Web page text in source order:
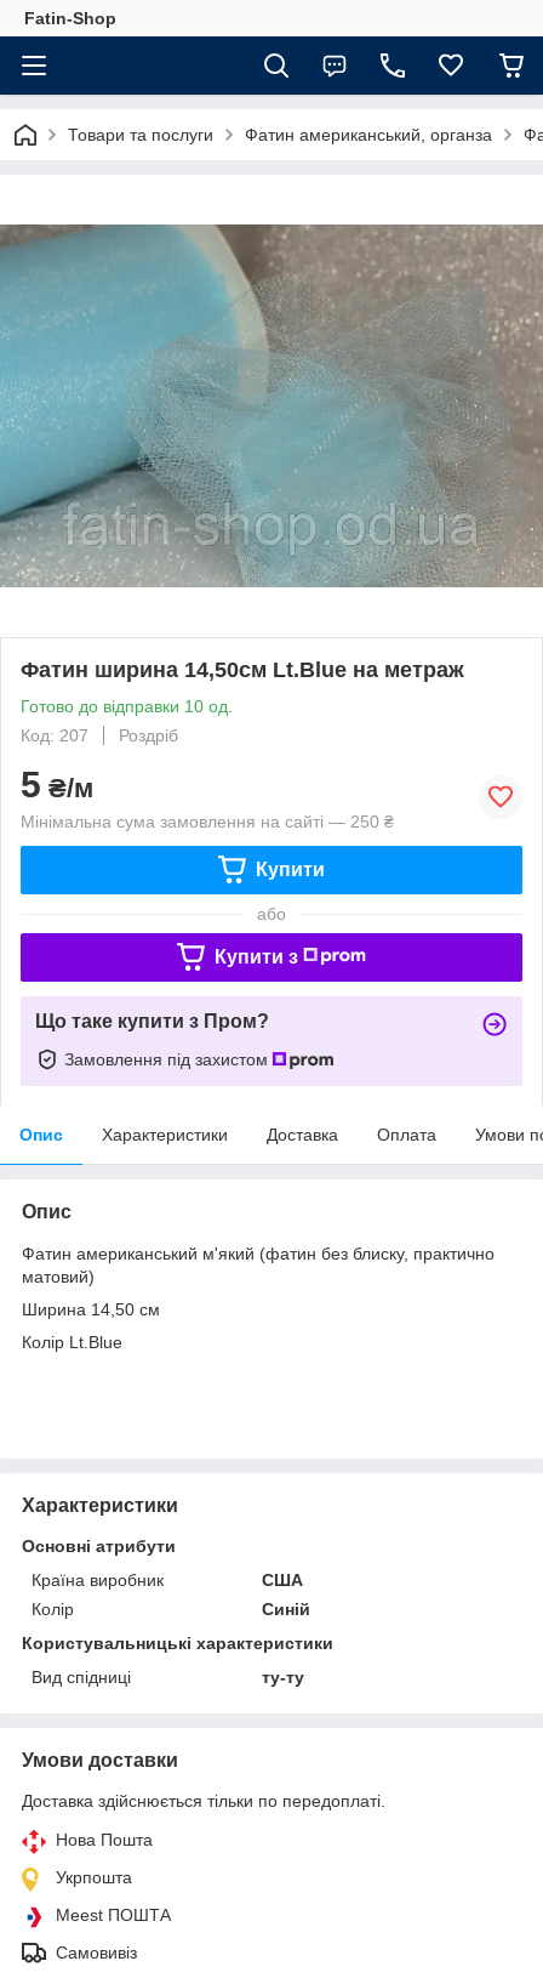
Fatin-Shop
Товари та послуги Фатин американський, органза
Фатин ширина 14,50см Lt.Blue на метраж
Готово до відправки 10 од.
Код: 207
Роздріб
5 ₴/м
Мінімальна сума замовлення на сайті — 250 ₴
Купити
або
Купити з
Що таке купити з Пром?
Замовлення під захистом
Опис Характеристики Доставка Оплата Умови
Опис
Фатин американський м'який (фатин без блиску, практично
матовий)
Ширина 14,50 см
Колір Lt.Blue
Характеристики
Основні атрибути
Країна виробник
США
Колір
Синій
Користувальницькі характеристики
Вид спідниці
ту-ту
Умови доставки
Доставка здійснюється тільки по передоплаті.
Нова Пошта
Укрпошта
Meest ПОШТА
Самовивіз